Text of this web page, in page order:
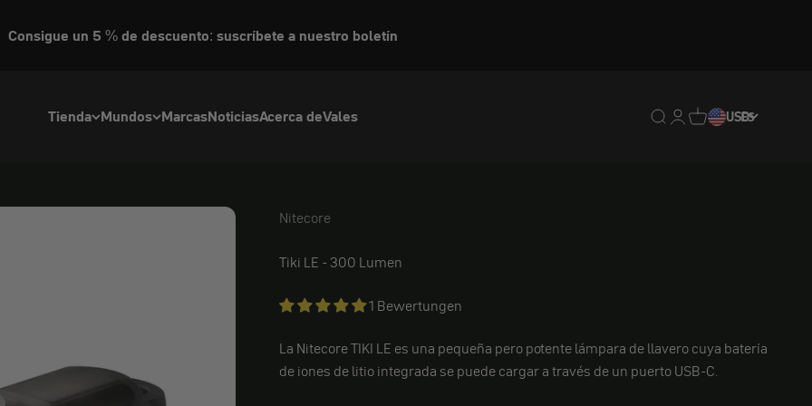
Consigue un 5 % de descuento: suscríbete a nuestro boletín
Tienda Mundos MarcasNoticiasAcerca deVales Traducción pendiente:
Traducción
Traducción
USDES
Nitecore
Nitecore
Tiki LE - 300 Lumen
1 Bewertungen
La Nitecore TIKI LE es una pequeña pero potente lámpara de llavero cuya batería
de iones de litio integrada se puede cargar a través de un puerto USB-C.